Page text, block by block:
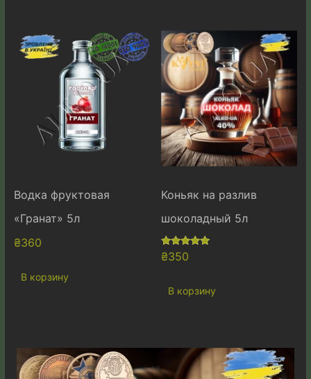
Водка фруктовая
«Гранат» 5л
₴360
В корзину
Коньяк на разлив
шоколадный 5л
Оценка
5.00
₴350
В корзину